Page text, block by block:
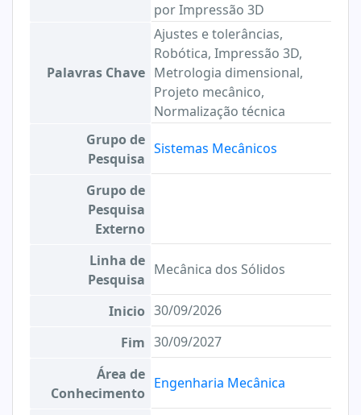
por Impressão 3D
Palavras Chave
Ajustes e tolerâncias,
Robótica, Impressão 3D,
Metrologia dimensional,
Projeto mecânico,
Normalização técnica
Grupo de
Pesquisa
Sistemas Mecânicos
Grupo de
Pesquisa
Externo
Linha de
Pesquisa
Mecânica dos Sólidos
Inicio 30/09/2026
Fim 30/09/2027
Área de
Conhecimento
Engenharia Mecânica